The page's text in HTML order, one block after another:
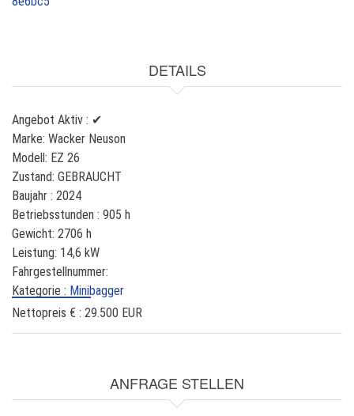
DETAILS
Angebot Aktiv : ✔
Marke: Wacker Neuson
Modell: EZ 26
Zustand: GEBRAUCHT
Baujahr : 2024
Betriebsstunden : 905 h
Gewicht: 2706 h
Leistung: 14,6 kW
Fahrgestellnummer:
Kategorie : Minibagger
Nettopreis € : 29.500 EUR
ANFRAGE STELLEN